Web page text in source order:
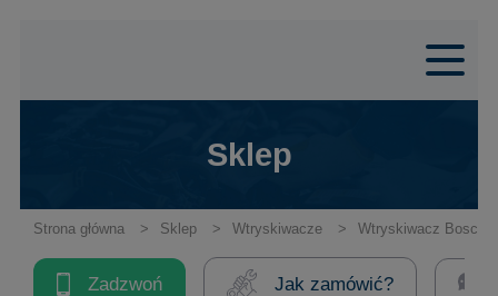
Sklep
Strona główna Sklep Wtryskiwacze Wtryskiwacz Bosch
Zadzwoń Jak zamówić?